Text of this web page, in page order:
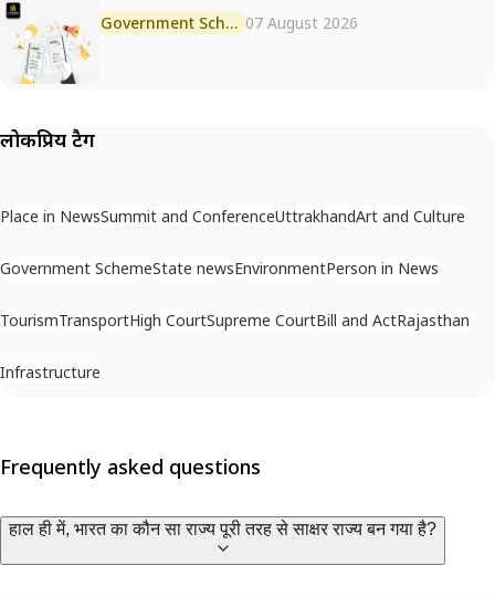
Government Scheme 07 August 2026
लोकप्रिय टैग
Place in NewsSummit and ConferenceUttrakhandArt and Culture
Government SchemeState newsEnvironmentPerson in News
TourismTransportHigh CourtSupreme CourtBill and ActRajasthan
Infrastructure
Frequently asked questions
हाल ही में, भारत का कौन सा राज्य पूरी तरह से साक्षर राज्य बन गया है?